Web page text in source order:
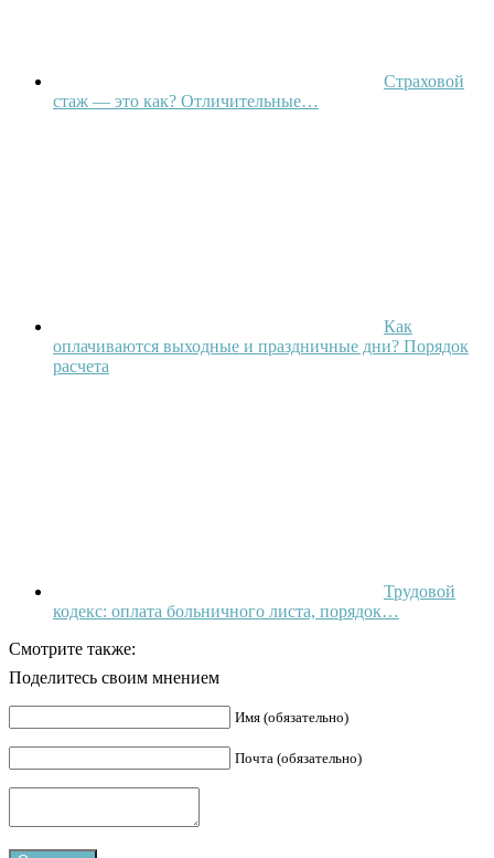
Страховой
стаж — это как? Отличительные…
Как
оплачиваются выходные и праздничные дни? Порядок
расчета
Трудовой
кодекс: оплата больничного листа, порядок…
Смотрите также:
Поделитесь своим мнением
Имя (обязательно)
Почта (обязательно)